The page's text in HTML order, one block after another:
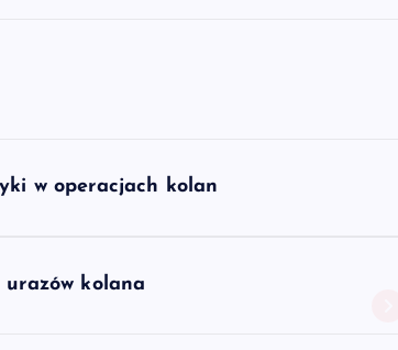
w operacjach kolan
kolana